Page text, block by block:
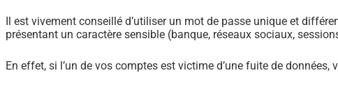
Il est vivement conseillé d’utiliser un mot de passe unique et
présentant un caractère sensible (banque, réseaux sociaux,
En effet, si l’un de vos comptes est victime d’une fuite de